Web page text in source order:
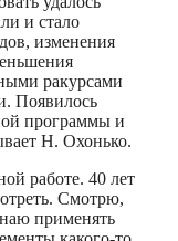
и стало
изменения
ракурсами
Появилось
программы и
Н. Охонько.
работе. 40 лет
Смотрю,
применять